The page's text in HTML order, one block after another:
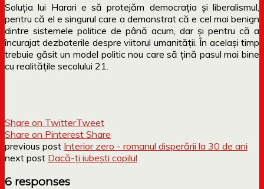
Soluția lui Harari e să protejăm democrația și liberalismul,
pentru că el e singurul care a demonstrat că e cel mai benign
dintre sistemele politice de până acum, dar și pentru că a
încurajat dezbaterile despre viitorul umanității. În același timp
trebuie găsit un model politic nou care să țină pasul mai bine
cu realitățile secolului 21.
Share on TwitterTweet
Share on Pinterest Share
previous post Interior zero - romanul disperării la 30 de ani
next post Dacă-ți iubești copilul
6 responses